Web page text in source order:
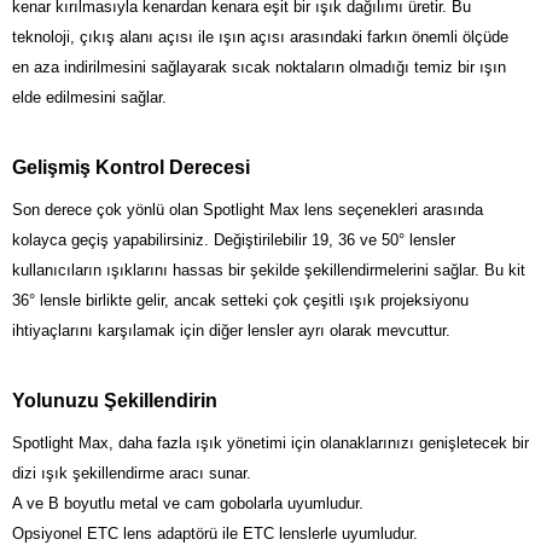
kenar kırılmasıyla kenardan kenara eşit bir ışık dağılımı üretir. Bu
teknoloji, çıkış alanı açısı ile ışın açısı arasındaki farkın önemli ölçüde
en aza indirilmesini sağlayarak sıcak noktaların olmadığı temiz bir ışın
elde edilmesini sağlar.
Gelişmiş Kontrol Derecesi
Son derece çok yönlü olan Spotlight Max lens seçenekleri arasında
kolayca geçiş yapabilirsiniz. Değiştirilebilir 19, 36 ve 50° lensler
kullanıcıların ışıklarını hassas bir şekilde şekillendirmelerini sağlar. Bu kit
36° lensle birlikte gelir, ancak setteki çok çeşitli ışık projeksiyonu
ihtiyaçlarını karşılamak için diğer lensler ayrı olarak mevcuttur.
Yolunuzu Şekillendirin
Spotlight Max, daha fazla ışık yönetimi için olanaklarınızı genişletecek bir
dizi ışık şekillendirme aracı sunar.
A ve B boyutlu metal ve cam gobolarla uyumludur.
Opsiyonel ETC lens adaptörü ile ETC lenslerle uyumludur.